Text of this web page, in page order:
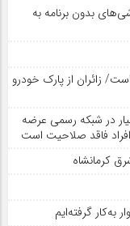
بدون برنامه به
زائران از پارک خودرو
در شبکه رسمی عرضه
فاقد صلاحیت است
کرمانشاه
گرفته‌ایم